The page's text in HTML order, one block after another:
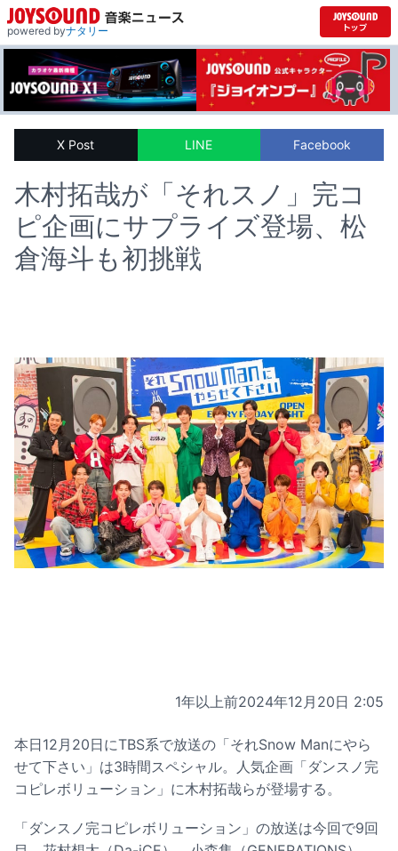
powered byナタリー
X Post LINE Facebook
木村拓哉が「それスノ」完コ
ピ企画にサプライズ登場、松
倉海斗も初挑戦
1年以上前2024年12月20日 2:05
本日12月20日にTBS系で放送の「それSnow Manにやら
せて下さい」は3時間スペシャル。人気企画「ダンスノ完
コピレボリューション」に木村拓哉らが登場する。
「ダンスノ完コピレボリューション」の放送は今回で9回